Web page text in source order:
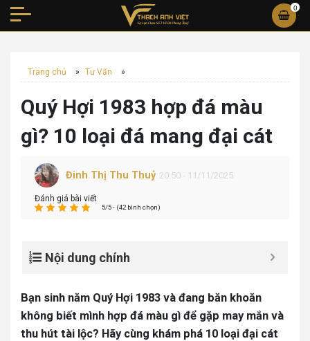
0
Trang chủ » Tư Vấn »
Quý Hợi 1983 hợp đá màu
gì? 10 loại đá mang đại cát
Đinh Thị Thu Thuỷ 20:50 - 11/11/2025
Đánh giá bài viết
5/5 - (42 bình chọn)
Nội dung chính
Bạn sinh năm Quý Hợi 1983 và đang băn khoăn
không biết mình hợp đá màu gì để gặp may mắn và
thu hút tài lộc? Hãy cùng khám phá 10 loại đại cát